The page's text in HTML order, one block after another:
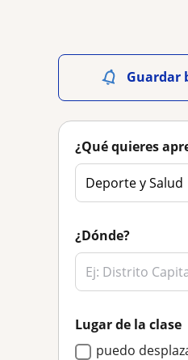
Guardar
¿Qué quieres
¿Dónde?
Lugar de la clase
puedo